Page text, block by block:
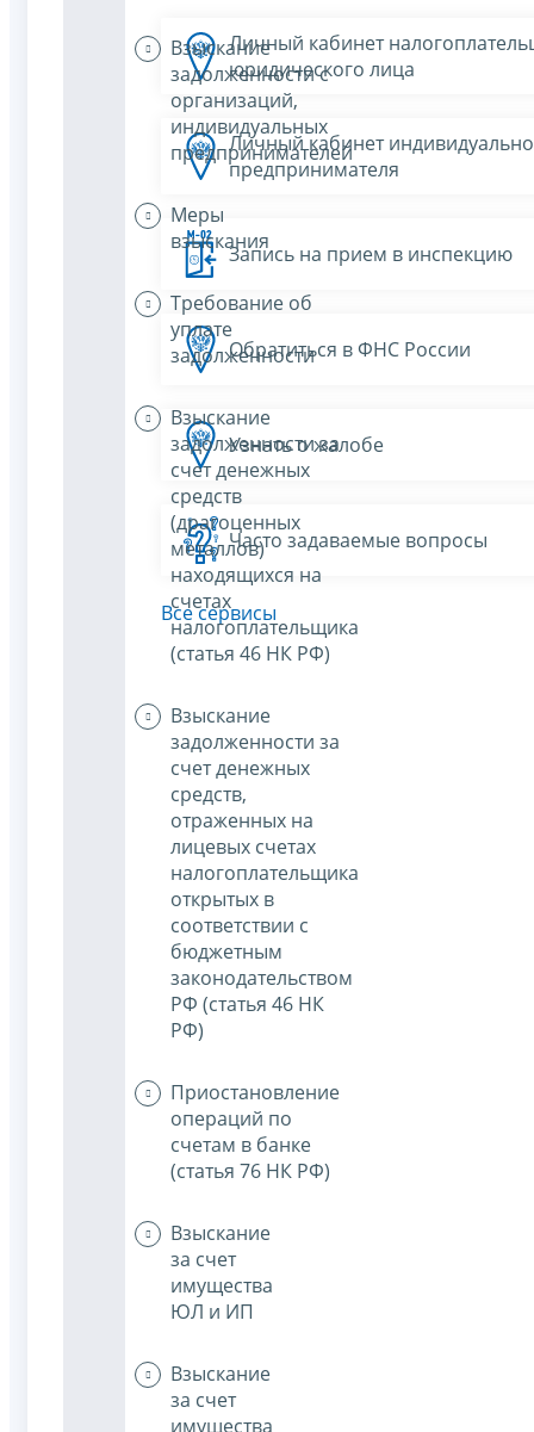
Взыскание
задолженности с
организаций,
индивидуальных
предпринимателей
Меры
взыскания
Требование об
уплате
задолженности
Взыскание
задолженности за
счет денежных
средств
(драгоценных
металлов)
находящихся на
счетах
налогоплательщика
(статья 46 НК РФ)
Взыскание
задолженности за
счет денежных
средств,
отраженных на
лицевых счетах
налогоплательщика
открытых в
соответствии с
бюджетным
законодательством
РФ (статья 46 НК
РФ)
Приостановление
операций по
счетам в банке
(статья 76 НК РФ)
Взыскание
за счет
имущества
ЮЛ и ИП
Взыскание
за счет
имущества
Личный кабинет
юридического лица
Личный кабинет
предпринимателя
Запись на прием в инспекцию
Обратиться в ФНС России
Узнать о жалобе
Часто задаваемые вопросы
Все сервисы